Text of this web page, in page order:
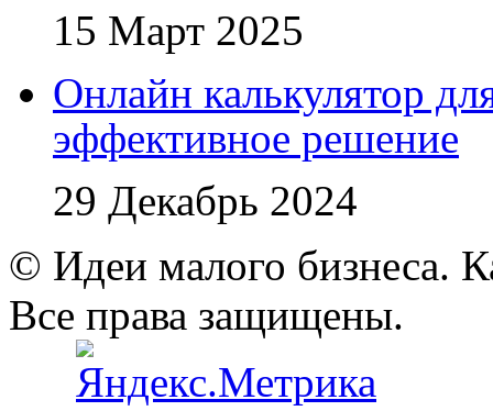
15 Март 2025
Онлайн калькулятор
эффективное решение
29 Декабрь 2024
© Идеи малого бизнеса.
Все права защищены.